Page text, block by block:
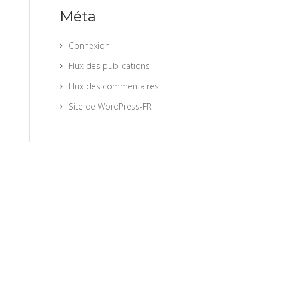
Méta
Connexion
Flux des publications
Flux des commentaires
Site de WordPress-FR